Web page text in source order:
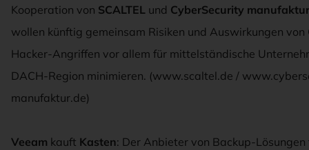
Kooperation von SCALTEL und CyberSecurity manufaktur
wollen künftig gemeinsam Risiken und Auswirkungen von
Hacker-Angriffen vor allem für mittelständische
DACH-Region minimieren. (www.scaltel.de /
manufaktur.de)
Veeam kauft Kasten: Der Anbieter von Backup-